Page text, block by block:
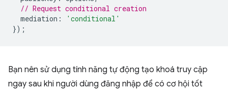
// Request conditional creation
mediation :
'conditional'
});
Bạn nên sử dụng tính năng tự động tạo khoá truy cập
ngay sau khi người dùng đăng nhập để có cơ hội tốt